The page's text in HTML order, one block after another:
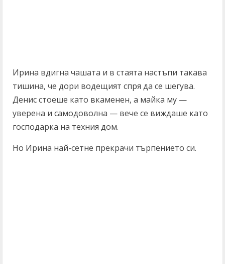
Ирина вдигна чашата и в стаята настъпи такава
тишина, че дори водещият спря да се шегува.
Денис стоеше като вкаменен, а майка му —
уверена и самодоволна — вече се виждаше като
господарка на техния дом.
Но Ирина най-сетне прекрачи търпението си.